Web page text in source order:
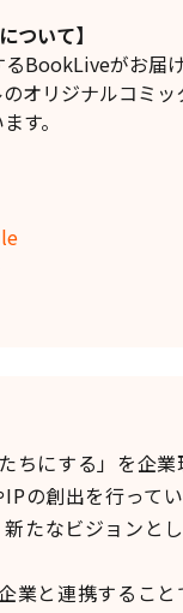
ついて】
BookLiveがお届
オリジナルコミ
す。
にする」を企
の創出を行って
たなビジョンと
と連携するこ